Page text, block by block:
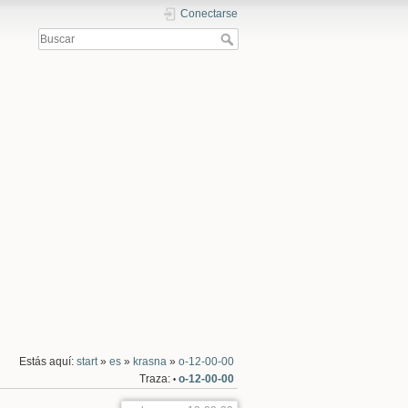
Conectarse
Estás aquí: start» es» krasna » o-12-00-00
Traza: • o-12-00-00